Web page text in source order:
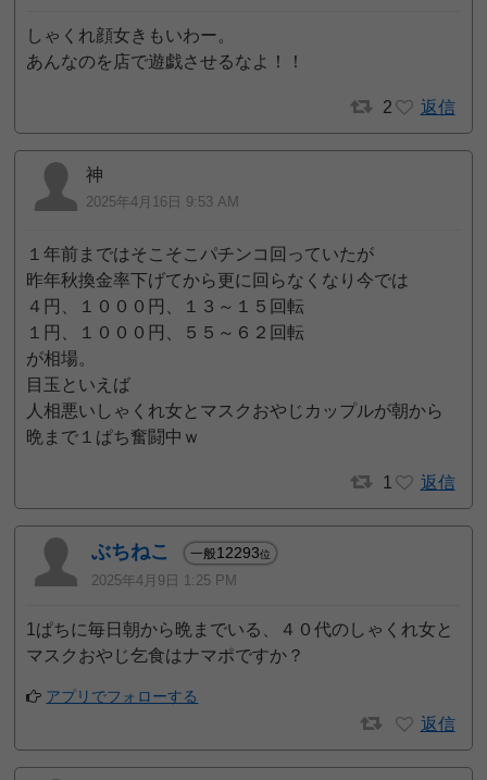
しゃくれ顔女きもいわー。
あんなのを店で遊戯させるなよ！！
2 返信
神
2025年4月16日 9:53 AM
１年前まではそこそこパチンコ回っていたが
昨年秋換金率下げてから更に回らなくなり今では
４円、１０００円、１３～１５回転
１円、１０００円、５５～６２回転
が相場。
目玉といえば
人相悪いしゃくれ女とマスクおやじカップルが朝から
晩まで１ぱち奮闘中ｗ
1 返信
ぶちねこ 一般12293位
2025年4月9日 1:25 PM
1ぱちに毎日朝から晩までいる、４０代のしゃくれ女と
マスクおやじ乞食はナマポですか？
アプリでフォローする
返信